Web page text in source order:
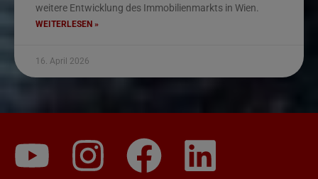
weitere Entwicklung des Immobilienmarkts in Wien.
WEITERLESEN »
16. April 2026